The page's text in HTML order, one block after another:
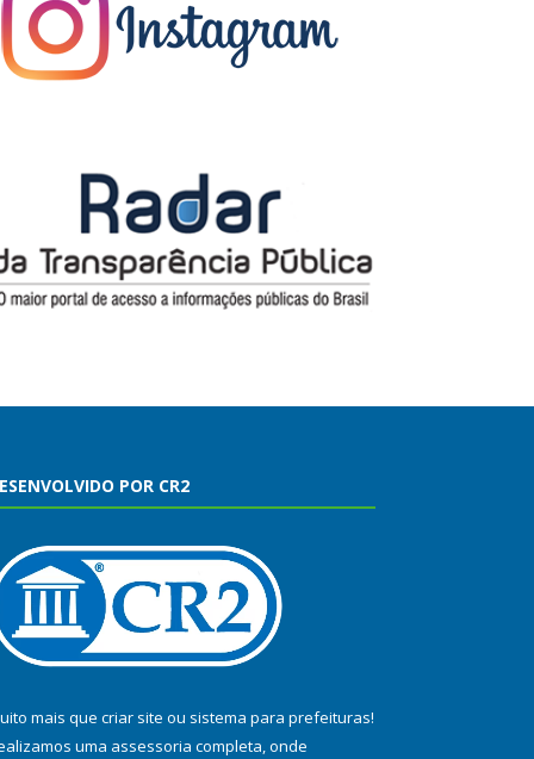
POR CR2
mais que criar site ou sistema para prefeituras!
uma assessoria completa, onde